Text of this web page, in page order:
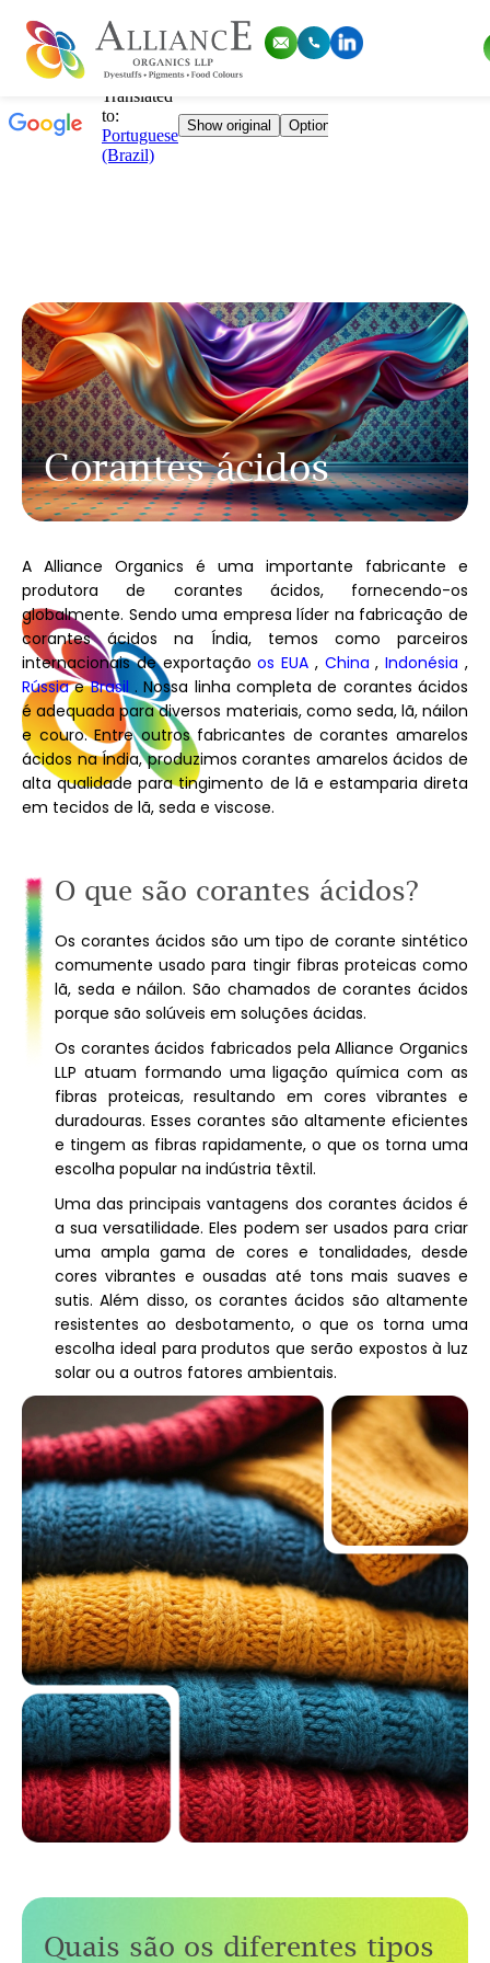
Corantes ácidos
A Alliance Organics é uma importante fabricante e
produtora de corantes ácidos, fornecendo-os
globalmente. Sendo uma empresa líder na fabricação de
corantes ácidos na Índia, temos como parceiros
internacionais de exportaçãoos EUA , China ,Indonésia ,
RússiaeBrasil. Nossa linha completa de corantes ácidos
é adequada para diversos materiais, como seda, lã, náilon
e couro. Entre outros fabricantes de corantes amarelos
ácidos na Índia, produzimos corantes amarelos ácidos de
alta qualidade para tingimento de lã e estamparia direta
em tecidos de lã, seda e viscose.
O que são corantes ácidos?
Os corantes ácidos são um tipo de corante sintético
comumente usado para tingir fibras proteicas como
lã, seda e náilon. São chamados de corantes ácidos
porque são solúveis em soluções ácidas.
Os corantes ácidos fabricados pela Alliance Organics
LLP atuam formando uma ligação química com as
fibras proteicas, resultando em cores vibrantes e
duradouras. Esses corantes são altamente eficientes
e tingem as fibras rapidamente, o que os torna uma
escolha popular na indústria têxtil.
Uma das principais vantagens dos corantes ácidos é
a sua versatilidade. Eles podem ser usados ​​para criar
uma ampla gama de cores e tonalidades, desde
cores vibrantes e ousadas até tons mais suaves e
sutis. Além disso, os corantes ácidos são altamente
resistentes ao desbotamento, o que os torna uma
escolha ideal para produtos que serão expostos à luz
solar ou a outros fatores ambientais.
Quais são os diferentes tipos